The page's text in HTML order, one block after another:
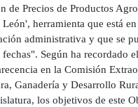
de Precios de Productos
herramienta que está
administrativa y que se
Según ha recordado
en la Comisión
Ganadería y Desarrollo
los objetivos de este